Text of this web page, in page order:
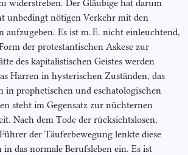
widerstreben. Der Gläubige hat darum
unbedingt nötigen Verkehr mit den
aufzugeben. Es ist m. E. nicht einleuchtend,
der protestantischen Askese zur
des kapitalistischen Geistes werden
Harren in hysterischen Zuständen, das
in prophetischen und eschatologischen
steht im Gegensatz zur nüchternen
Nach dem Tode der rücksichtslosen,
der Täuferbewegung lenkte diese
das normale Berufsleben ein. Es ist